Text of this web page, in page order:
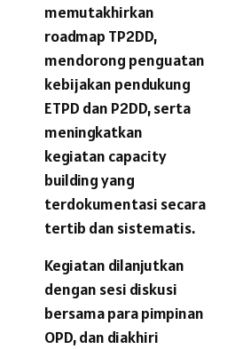
memutakhirkan
roadmap TP2DD,
mendorong penguatan
kebijakan pendukung
ETPD dan P2DD, serta
meningkatkan
kegiatan capacity
building yang
terdokumentasi secara
tertib dan sistematis.
Kegiatan dilanjutkan
dengan sesi diskusi
bersama para pimpinan
OPD, dan diakhiri